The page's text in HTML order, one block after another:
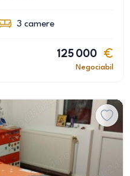
3 camere
125 000
Negociabil